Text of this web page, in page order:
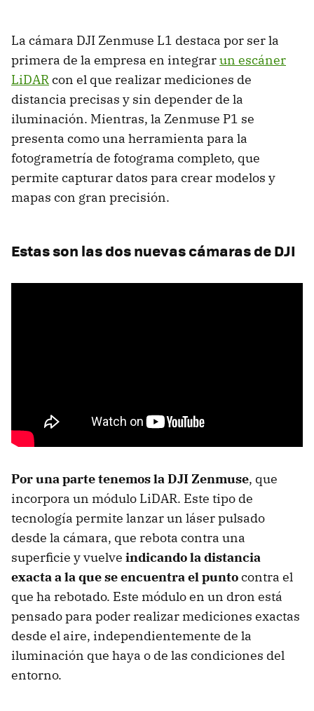
La cámara DJI Zenmuse L1 destaca por ser la
primera de la empresa en integrarun escáner
LiDARcon el que realizar mediciones de
distancia precisas y sin depender de la
iluminación. Mientras, la Zenmuse P1 se
presenta como una herramienta para la
fotogrametría de fotograma completo, que
permite capturar datos para crear modelos y
mapas con gran precisión.
Estas son las dos nuevas cámaras de DJI
Por una parte tenemos la DJI Zenmuse, que
incorpora un módulo LiDAR. Este tipo de
tecnología permite lanzar un láser pulsado
desde la cámara, que rebota contra una
superficie y vuelve indicando la distancia
exacta a la que se encuentra el puntocontra el
que ha rebotado. Este módulo en un dron está
pensado para poder realizar mediciones exactas
desde el aire, independientemente de la
iluminación que haya o de las condiciones del
entorno.